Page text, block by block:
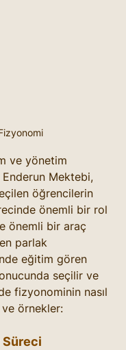
ve yönetim
Mektebi,
öğrencilerin
önemli bir rol
önemli bir araç
en parlak
eğitim gören
seçilir ve
fizyonominin nasıl
ve örnekler:
Süreci